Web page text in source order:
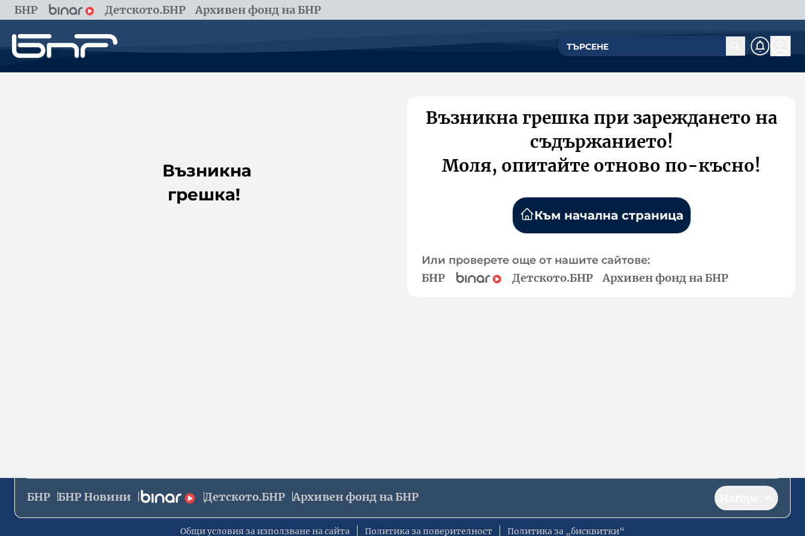
БНР Детското.БНР Архивен фонд на БНР
Възникна
грешка!
Възникна грешка при зареждането на
съдържанието!
Моля, опитайте отново по-късно!
Към начална страница
Или проверете още от нашите сайтове:
БНР Детското.БНР Архивен фонд на БНР
БНР БНР Новини Детското.БНР Архивен фонд на БНР
Общи условия за използване на сайта Политика за поверителност Политика за „бисквитки“